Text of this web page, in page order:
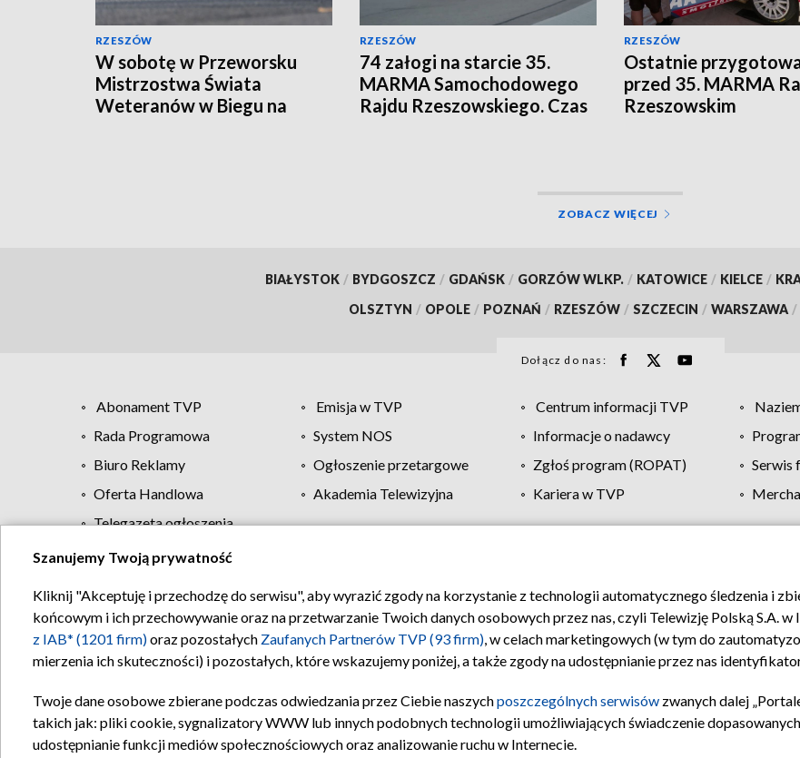
RZESZÓW
W sobotę w Przeworsku
Mistrzostwa Świata
Weteranów w Biegu na
RZESZÓW
74 załogi na starcie 35.
MARMA Samochodowego
Rajdu Rzeszowskiego. Czas
RZESZÓW
Ostatnie
przed 35. MARMA
Rzeszowskim
ZOBACZ WIĘCEJ
BIAŁYSTOK / BYDGOSZCZ / GDAŃSK / GORZÓW WLKP. / KATOWICE / KIELCE /
OLSZTYN / OPOLE / POZNAŃ / RZESZÓW / SZCZECIN / WARSZAWA /
Dołącz do nas:
Abonament TVP Emisja w TVP Centrum informacji TVP
Rada Programowa
System NOS Informacje o nadawcy
Biuro Reklamy
Ogłoszenie przetargowe Zgłoś program (ROPAT)
Serwis
Oferta Handlowa
Akademia Telewizyjna Kariera w TVP
Telegazeta ogłoszenia
Regulamin TVP Polityka prywatności Moje zgody Pomoc Biuro
Szanujemy Twoją prywatność
Kliknij "Akceptuję i przechodzę do serwisu", aby wyrazić zgody na korzystanie z technologii automatycznego śledzenia i
końcowym i ich przechowywanie oraz na przetwarzanie Twoich danych osobowych przez nas, czyli Telewizję Polską S.A. w
z IAB* (1201 firm)oraz pozostałych Zaufanych Partnerów TVP (93 firm), w celach marketingowych (w tym do
mierzenia ich skuteczności) i pozostałych, które wskazujemy poniżej, a także zgody na udostępnianie przez nas
Twoje dane osobowe zbierane podczas odwiedzania przez Ciebie naszychposzczególnych serwisów zwanych dalej
takich jak: pliki cookie, sygnalizatory WWW lub innych podobnych technologii umożliwiających świadczenie
udostępnianie funkcji mediów społecznościowych oraz analizowanie ruchu w Internecie.